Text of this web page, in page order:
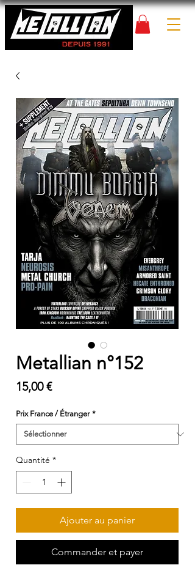
Metallian n°152
15,00 €Prix
Prix France / Étranger *
Quantité *
Ajouter au panier
Commander et payer